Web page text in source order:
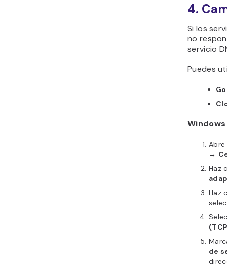
4.
Si los
no
servicio
Puedes
Windows
→
Haz
Haz
de